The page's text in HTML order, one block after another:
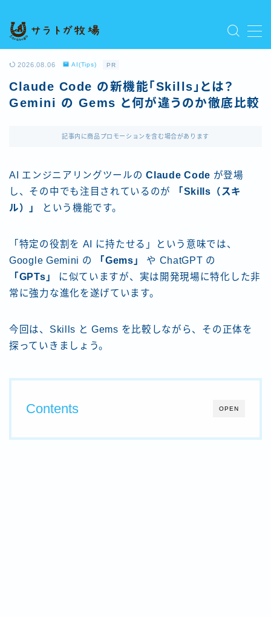
MENU
プライバシーポリシー
利用規約／特定商取引法に基づく表記
新着記事を読む
運営者情報
2026.08.06 AI(Tips) PR
Claude Code の新機能「Skills」とは？
Gemini の Gems と何が違うのか徹底比較
記事内に商品プロモーションを含む場合があります
AI エンジニアリングツールのClaude Code が登場
し、その中でも注目されているのが
「Skills（スキ
ル）」
という機能です。
「特定の役割を AI に持たせる」という意味では、
Google Gemini の
「Gems」
や ChatGPT の
「GPTs」
に似ていますが、実は開発現場に特化した非
常に強力な進化を遂げています。
今回は、Skills と Gems を比較しながら、その正体を
探っていきましょう。
OPEN
Contents